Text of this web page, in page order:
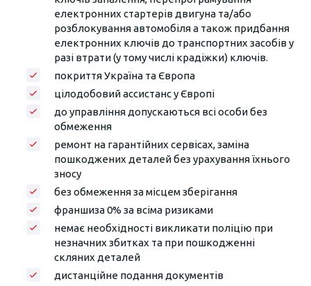
електронних стартерів двигуна та/або
розблокування автомобіля а також придбання
електронних ключів до транспортних засобів у
разі втрати (у тому числі крадіжки) ключів.
покриття Україна та Європа
цілодобовий ассистанс у Європі
до управління допускаються всі особи без
обмеження
ремонт на гарантійних сервісах, заміна
пошкоджених деталей без урахування їхнього
зносу
без обмеження за місцем зберігання
франшиза 0% за всіма ризиками
немає необхідності викликати поліцію при
незначних збитках та при пошкодженні
скляних деталей
дистанційне подання документів